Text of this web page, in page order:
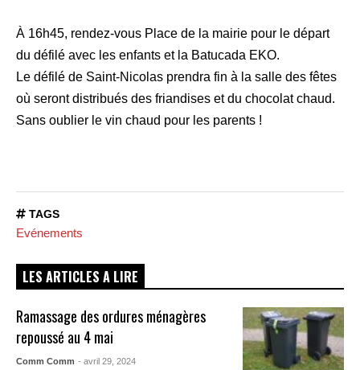
À 16h45, rendez-vous Place de la mairie pour le départ
du défilé avec les enfants et la Batucada EKO.
Le défilé de Saint-Nicolas prendra fin à la salle des fêtes
où seront distribués des friandises et du chocolat chaud.
Sans oublier le vin chaud pour les parents !
TAGS
Evénements
LES ARTICLES A LIRE
Ramassage des ordures ménagères
repoussé au 4 mai
Comm Comm - avril 29, 2024